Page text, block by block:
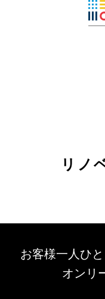
リノ
お客様一人ひ
オンリ